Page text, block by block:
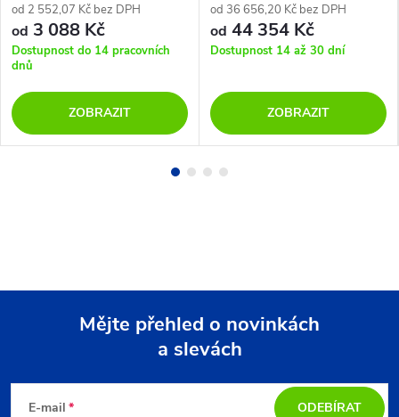
od 2 552,07 Kč bez DPH
od 3 088 Kč
Dostupnost do 14 pracovních
dnů
ZOBRAZIT
od 36 656,20 Kč bez DPH
od 44 354 Kč
Dostupnost 14 až 30 dní
ZOBRAZIT
Mějte přehled o novinkách
a slevách
E-mail ODEBÍRAT